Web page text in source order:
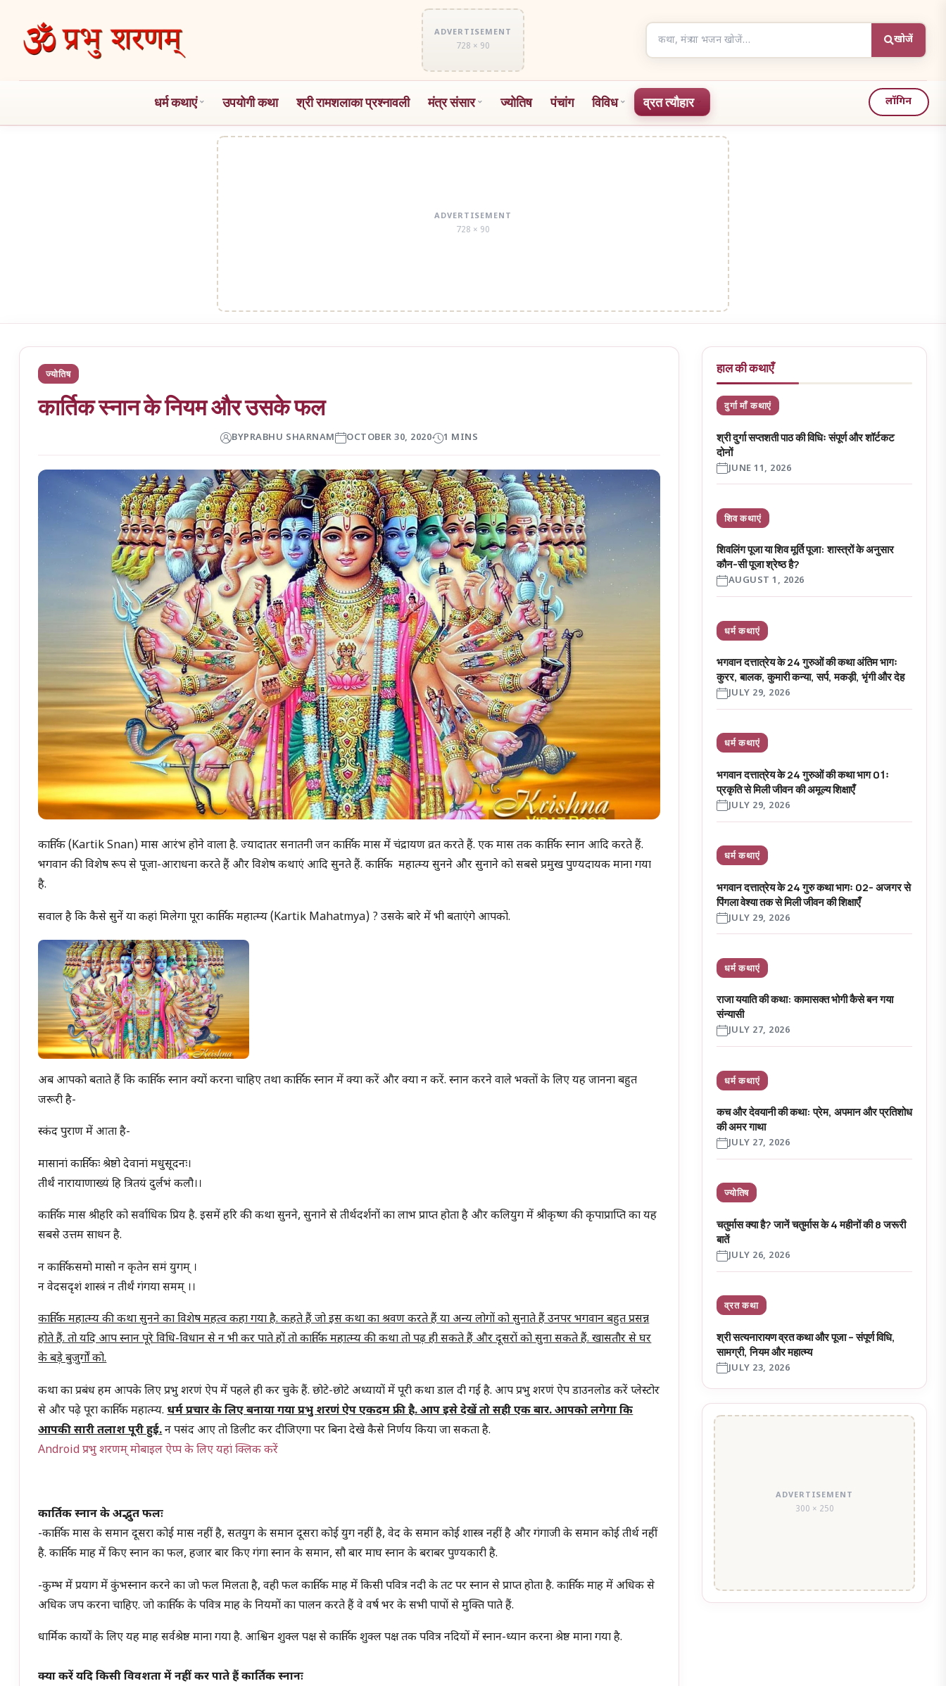
ADVERTISEMENT
728 × 90
articles
खोजें
धर्म कथाएं उपयोगी कथा श्री रामशलाका प्रश्नावली मंत्र संसार ज्योतिष पंचांग विविध व्रत त्यौहार लॉगिन
ADVERTISEMENT
728 × 90
ज्योतिष
कार्तिक स्नान के नियम और उसके फल
BYPRABHU SHARNAM OCTOBER 30, 2020 1 MINS
कार्तिक (Kartik Snan) मास आरंभ होने वाला है. ज्यादातर सनातनी जन कार्तिक मास में चंद्रायण व्रत करते हैं. एक मास तक कार्तिक स्नान आदि करते हैं.
भगवान की विशेष रूप से पूजा-आराधना करते हैं और विशेष कथाएं आदि सुनते हैं. कार्तिक महात्म्य सुनने और सुनाने को सबसे प्रमुख पुण्यदायक माना गया
है.
सवाल है कि कैसे सुनें या कहां मिलेगा पूरा कार्तिक महात्म्य (Kartik Mahatmya) ? उसके बारे में भी बताएंगे आपको.
अब आपको बताते हैं कि कार्तिक स्नान क्यों करना चाहिए तथा कार्तिक स्नान में क्या करें और क्या न करें. स्नान करने वाले भक्तों के लिए यह जानना बहुत
जरूरी है-
स्कंद पुराण में आता है-
मासानां कार्तिकः श्रेष्ठो देवानां मधुसूदनः।
तीर्थं नारायाणाख्यं हि त्रितयं दुर्लभं कलौ।।
कार्तिक मास श्रीहरि को सर्वाधिक प्रिय है. इसमें हरि की कथा सुनने, सुनाने से तीर्थदर्शनों का लाभ प्राप्त होता है और कलियुग में श्रीकृष्ण की कृपाप्राप्ति का यह
सबसे उत्तम साधन है.
न कार्तिकसमो मासो न कृतेन समं युगम् ।
न वेदसदृशं शास्त्रं न तीर्थं गंगया समम् ।।
कार्तिक महात्म्य की कथा सुनने का विशेष महत्व कहा गया है. कहते हैं जो इस कथा का श्रवण करते हैं या अन्य लोगों को सुनाते हैं उनपर भगवान बहुत प्रसन्न
होते हैं. तो यदि आप स्नान पूरे विधि-विधान से न भी कर पाते हों तो कार्तिक महात्म्य की कथा तो पढ़ ही सकते हैं और दूसरों को सुना सकते हैं. खासतौर से घर
के बड़े बुजुर्गों को.
कथा का प्रबंध हम आपके लिए प्रभु शरणं ऐप में पहले ही कर चुके हैं. छोटे-छोटे अध्यायों में पूरी कथा डाल दी गई है. आप प्रभु शरणं ऐप डाउनलोड करें प्लेस्टोर
से और पढ़े पूरा कार्तिक महात्म्य.धर्म प्रचार के लिए बनाया गया प्रभु शरणं ऐप एकदम फ्री है. आप इसे देखें तो सही एक बार. आपको लगेगा कि
आपकी सारी तलाश पूरी हुई.न पसंद आए तो डिलीट कर दीजिएगा पर बिना देखे कैसे निर्णय किया जा सकता है.
Android प्रभु शरणम् मोबाइल ऐप्प के लिए यहां क्लिक करें
कार्तिक स्नान के अद्भुत फलः
-कार्तिक मास के समान दूसरा कोई मास नहीं है, सतयुग के समान दूसरा कोई युग नहीं है, वेद के समान कोई शास्त्र नहीं है और गंगाजी के समान कोई तीर्थ नहीं
है. कार्तिक माह में किए स्नान का फल, हजार बार किए गंगा स्नान के समान, सौ बार माघ स्नान के बराबर पुण्यकारी है.
-कुम्भ में प्रयाग में कुंभस्नान करने का जो फल मिलता है, वही फल कार्तिक माह में किसी पवित्र नदी के तट पर स्नान से प्राप्त होता है. कार्तिक माह में अधिक से
अधिक जप करना चाहिए. जो कार्तिक के पवित्र माह के नियमों का पालन करते हैं वे वर्ष भर के सभी पापों से मुक्ति पाते हैं.
धार्मिक कार्यों के लिए यह माह सर्वश्रेष्ठ माना गया है. आश्विन शुक्ल पक्ष से कार्तिक शुक्ल पक्ष तक पवित्र नदियों में स्नान-ध्यान करना श्रेष्ठ माना गया है.
क्या करें यदि किसी विवशता में नहीं कर पाते हैं कार्तिक स्नानः
हाल की कथाएँ
दुर्गा माँ कथाएं
श्री दुर्गा सप्तशती पाठ की विधिः संपूर्ण और शॉर्टकट
दोनों
JUNE 11, 2026
शिव कथाएं
शिवलिंग पूजा या शिव मूर्ति पूजा: शास्त्रों के अनुसार
कौन-सी पूजा श्रेष्ठ है?
AUGUST 1, 2026
धर्म कथाएं
भगवान दत्तात्रेय के 24 गुरुओं की कथा अंतिम भागः
कुरर, बालक, कुमारी कन्या, सर्प, मकड़ी, भृंगी और देह
JULY 29, 2026
धर्म कथाएं
भगवान दत्तात्रेय के 24 गुरुओं की कथा भाग 01ः
प्रकृति से मिली जीवन की अमूल्य शिक्षाएँ
JULY 29, 2026
धर्म कथाएं
भगवान दत्तात्रेय के 24 गुरु कथा भागः 02- अजगर से
पिंगला वेश्या तक से मिली जीवन की शिक्षाएँ
JULY 29, 2026
धर्म कथाएं
राजा ययाति की कथा: कामासक्त भोगी कैसे बन गया
संन्यासी
JULY 27, 2026
धर्म कथाएं
कच और देवयानी की कथा: प्रेम, अपमान और प्रतिशोध
की अमर गाथा
JULY 27, 2026
ज्योतिष
चतुर्मास क्या है? जानें चतुर्मास के 4 महीनों की 8 जरूरी
बातें
JULY 26, 2026
व्रत कथा
श्री सत्यनारायण व्रत कथा और पूजा – संपूर्ण विधि,
सामग्री, नियम और महात्म्य
JULY 23, 2026
ADVERTISEMENT
300 × 250